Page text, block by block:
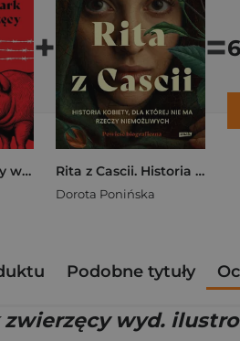
Folwark zwierzęcy wyd. ilustrowane
+
Rita z Cascii. Historia kobiety, dla której nie ma rzeczy niemożliwych
Dorota Ponińska
=
Podobne tytuły
zwierzęcy wyd.